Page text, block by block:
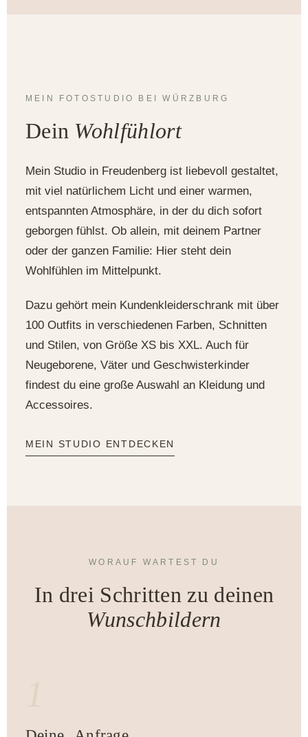
MEIN FOTOSTUDIO BEI WÜRZBURG
Dein Wohlfühlort
Mein Studio in Freudenberg ist liebevoll gestaltet,
mit viel natürlichem Licht und einer warmen,
entspannten Atmosphäre, in der du dich sofort
geborgen fühlst. Ob allein, mit deinem Partner
oder der ganzen Familie: Hier steht dein
Wohlfühlen im Mittelpunkt.
Dazu gehört mein Kundenkleiderschrank mit über
100 Outfits in verschiedenen Farben, Schnitten
und Stilen, von Größe XS bis XXL. Auch für
Neugeborene, Väter und Geschwisterkinder
findest du eine große Auswahl an Kleidung und
Accessoires.
MEIN STUDIO ENTDECKEN
WORAUF WARTEST DU
In drei Schritten zu deinen
Wunschbildern